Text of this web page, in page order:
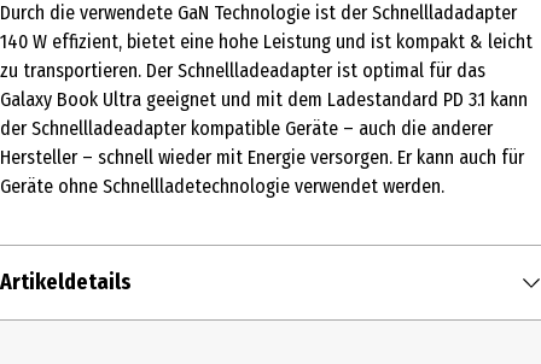
Durch die verwendete GaN Technologie ist der Schnellladadapter
140 W effizient, bietet eine hohe Leistung und ist kompakt & leicht
zu transportieren. Der Schnellladeadapter ist optimal für das
Galaxy Book Ultra geeignet und mit dem Ladestandard PD 3.1 kann
der Schnellladeadapter kompatible Geräte – auch die anderer
Hersteller – schnell wieder mit Energie versorgen. Er kann auch für
Geräte ohne Schnellladetechnologie verwendet werden.
Artikeldetails